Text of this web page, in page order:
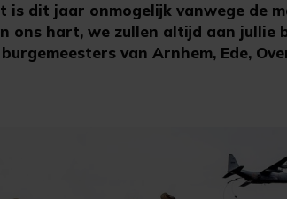
is dit jaar onmogelijk vanwege de
ons hart, we zullen altijd aan jullie
van Arnhem, Ede,